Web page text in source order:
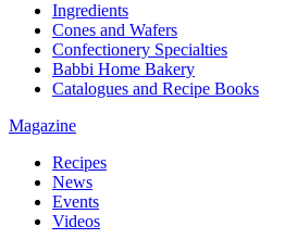
Ingredients
Cones and Wafers
Confectionery Specialties
Babbi Home Bakery
Catalogues and Recipe Books
Magazine
Recipes
News
Events
Videos